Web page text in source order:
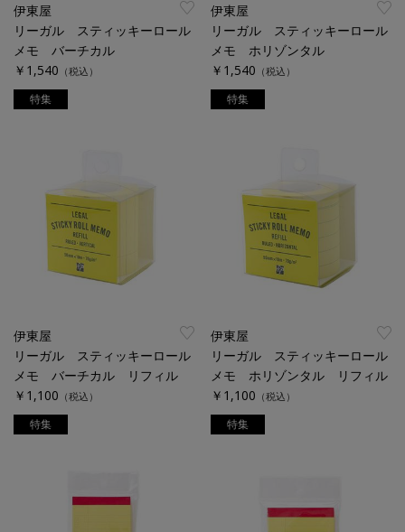
伊東屋
リーガル スティッキーロール
メモ バーチカル
￥1,540 （税込）
特集
伊東屋
リーガル スティッキーロール
メモ ホリゾンタル
￥1,540 （税込）
特集
伊東屋
リーガル スティッキーロール
メモ バーチカル リフィル
￥1,100 （税込）
特集
伊東屋
リーガル スティッキーロール
メモ ホリゾンタル リフィル
￥1,100 （税込）
特集